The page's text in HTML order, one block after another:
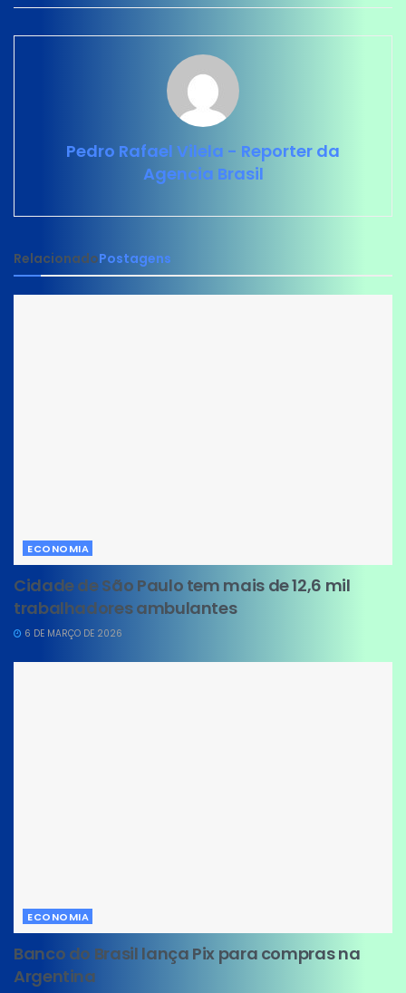
Pedro Rafael Vilela - Reporter da
Agencia Brasil
RelacionadoPostagens
ECONOMIA
Cidade de São Paulo tem mais de 12,6 mil
trabalhadores ambulantes
6 DE MARÇO DE 2026
ECONOMIA
Banco do Brasil lança Pix para compras na
Argentina